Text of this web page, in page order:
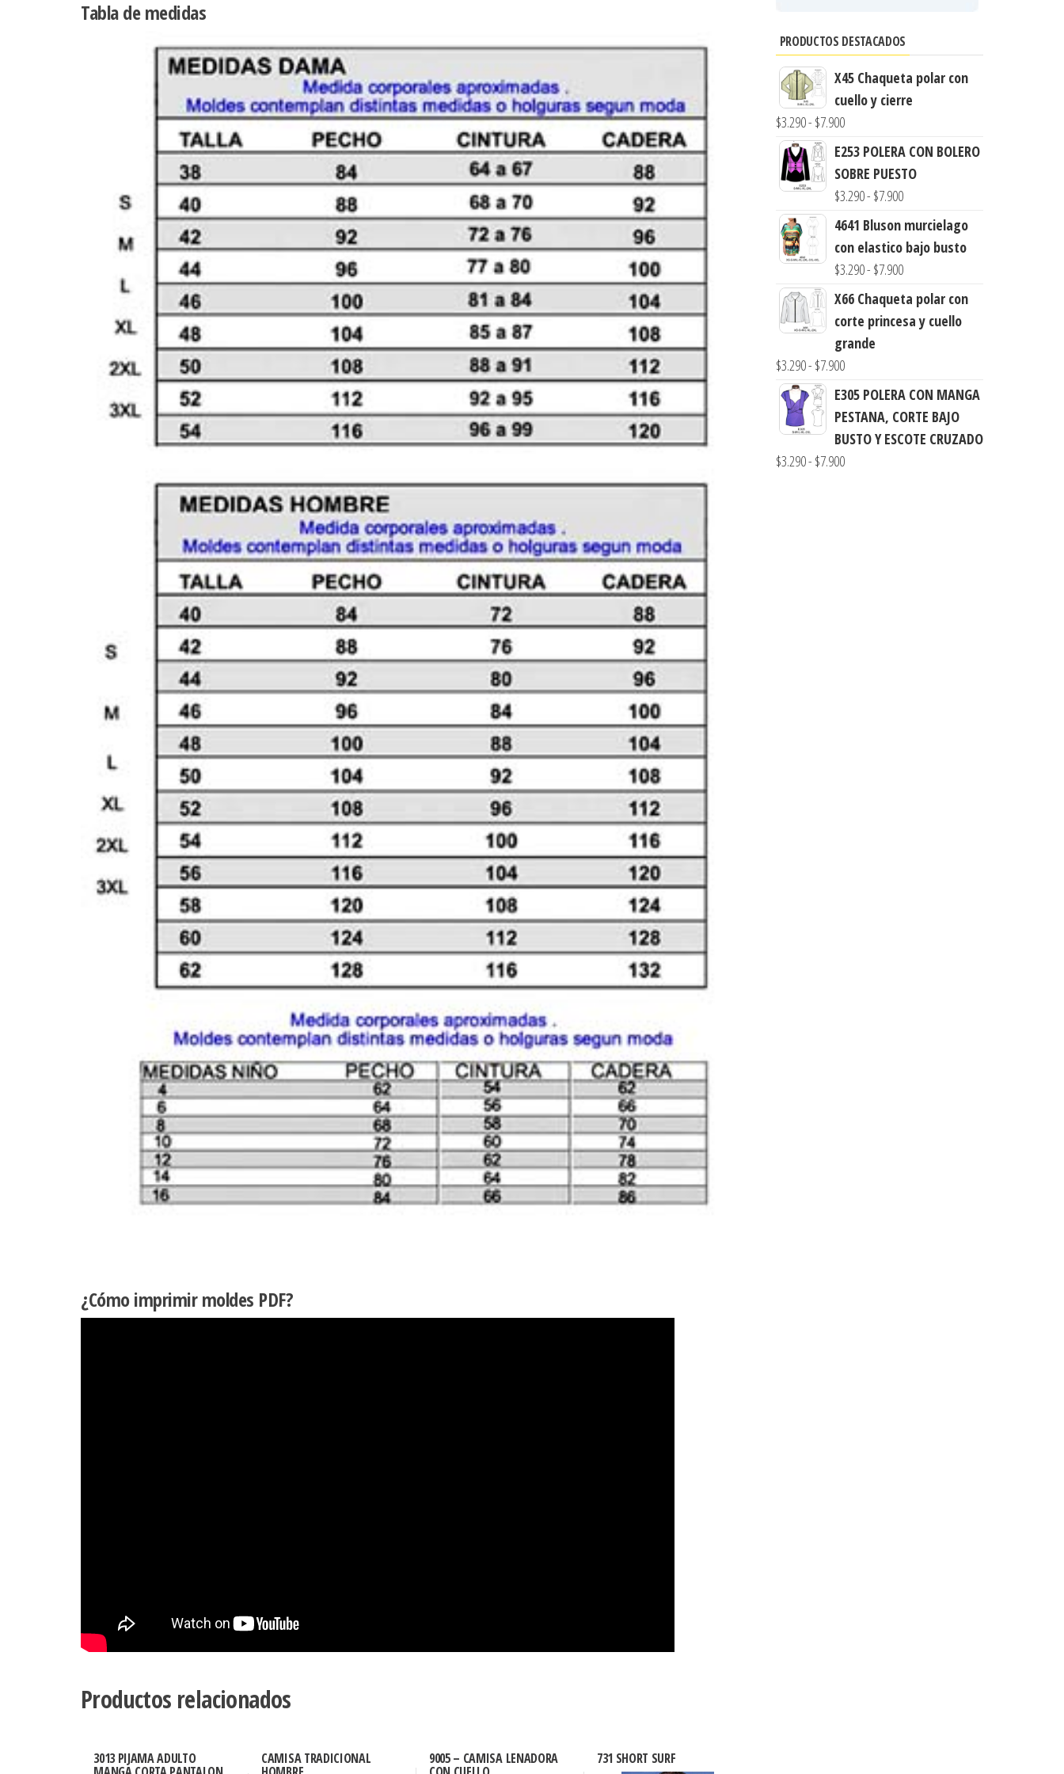
Tabla de medidas
¿Cómo imprimir moldes PDF?
Productos relacionados
3013 PIJAMA ADULTO CAMISA TRADICIONAL 9005 – CAMISA LENADORA 731 SHORT SURF
PRODUCTOS DESTACADOS
X45 Chaqueta polar con
cuello y cierre
$3.290- $7.900Rango
de
precios:
desde
hasta
$7.900
E253 POLERA CON BOLERO
SOBRE PUESTO
$3.290- $7.900Rango
precios:
desde
hasta
$7.900
4641 Bluson murcielago
con elastico bajo busto
$3.290- $7.900Rango
de
precios:
desde
$7.900
X66 Chaqueta polar con
corte princesa y cuello
grande
$3.290- $7.900Rango
de
precios:
desde
$3.290
E305 POLERA CON MANGA
PESTANA, CORTE BAJO
BUSTO Y ESCOTE CRUZADO
$3.290- $7.900Rango